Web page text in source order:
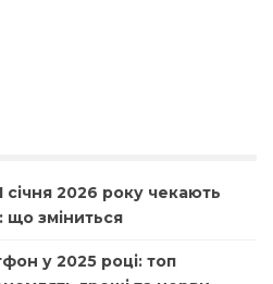
січня 2026 року чекають
що зміниться
у 2025 році: топ